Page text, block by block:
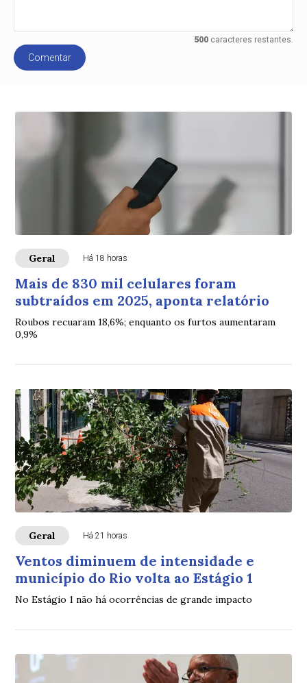
500caracteres restantes.
Comentar
Geral Há 18 horas
Mais de 830 mil celulares foram
subtraídos em 2025, aponta relatório
Roubos recuaram 18,6%; enquanto os furtos aumentaram
0,9%
Geral Há 21 horas
Ventos diminuem de intensidade e
município do Rio volta ao Estágio 1
No Estágio 1 não há ocorrências de grande impacto